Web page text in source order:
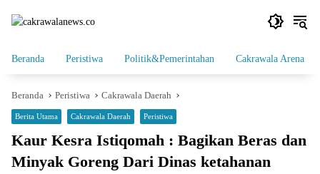
Beranda Peristiwa Politik&Pemerintahan Cakrawala Arena
Beranda Peristiwa Cakrawala Daerah
Berita Utama Cakrawala Daerah Peristiwa
Kaur Kesra Istiqomah : Bagikan Beras dan
Minyak Goreng Dari Dinas ketahanan